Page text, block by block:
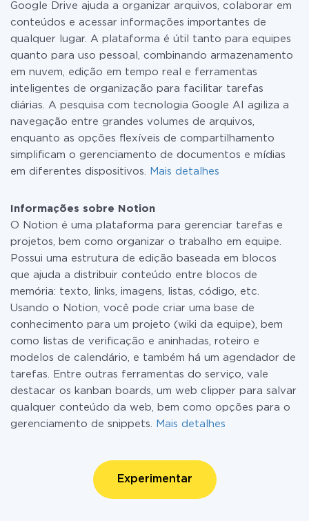
detalhes sobretarifas.
Google Drive ajuda a organizar arquivos, colaborar em
conteúdos e acessar informações importantes de
qualquer lugar. A plataforma é útil tanto para equipes
quanto para uso pessoal, combinando armazenamento
em nuvem, edição em tempo real e ferramentas
inteligentes de organização para facilitar tarefas
diárias. A pesquisa com tecnologia Google AI agiliza a
navegação entre grandes volumes de arquivos,
enquanto as opções flexíveis de compartilhamento
simplificam o gerenciamento de documentos e mídias
em diferentes dispositivos.
Mais detalhes
Informações sobre Notion
O Notion é uma plataforma para gerenciar tarefas e
projetos, bem como organizar o trabalho em equipe.
Possui uma estrutura de edição baseada em blocos
que ajuda a distribuir conteúdo entre blocos de
memória: texto, links, imagens, listas, código, etc.
Usando o Notion, você pode criar uma base de
conhecimento para um projeto (wiki da equipe), bem
como listas de verificação e aninhadas, roteiro e
modelos de calendário, e também há um agendador de
tarefas. Entre outras ferramentas do serviço, vale
destacar os kanban boards, um web clipper para salvar
qualquer conteúdo da web, bem como opções para o
gerenciamento de snippets.
Mais detalhes
Experimentar